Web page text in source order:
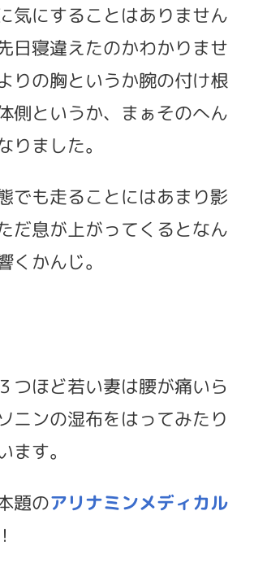
気にすることはありません
日寝違えたのかわかりませ
りの胸というか腕の付け根
側というか、まぁそのへん
りました。
でも走ることにはあまり影
だ息が上がってくるとなん
くかんじ。
つほど若い妻は腰が痛いら
ニンの湿布をはってみたり
ます。
題のアリナミンメディカル